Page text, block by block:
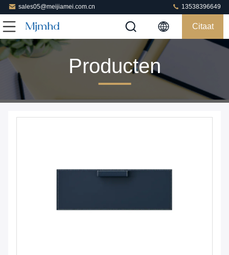
sales05@meijiamei.com.cn 13538396649
Citaat
Producten